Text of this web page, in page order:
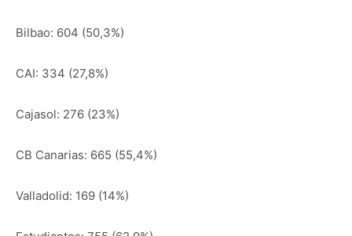
Bilbao: 604 (50,3%)
CAI: 334 (27,8%)
Cajasol: 276 (23%)
CB Canarias: 665 (55,4%)
Valladolid: 169 (14%)